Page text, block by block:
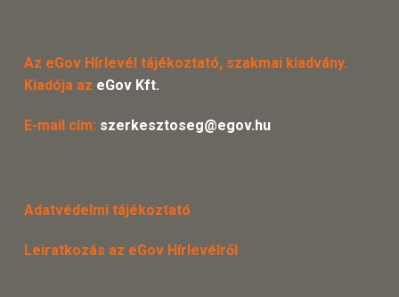
Az eGov Hírlevél tájékoztató, szakmai kiadvány.
Kiadója az eGov Kft.
E-mail cím: szerkesztoseg@egov.hu
Adatvédelmi tájékoztató
Leiratkozás az eGov Hírlevélről